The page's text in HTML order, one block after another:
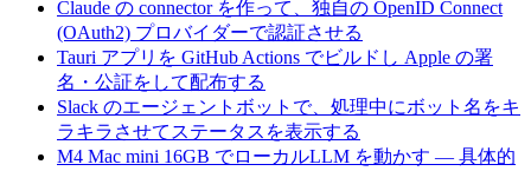
Claude の connector を作って、独自の OpenID Connect
(OAuth2) プロバイダーで認証させる
Tauri アプリを GitHub Actions でビルドし Apple の署
名・公証をして配布する
Slack のエージェントボットで、処理中にボット名をキ
ラキラさせてステータスを表示する
M4 Mac mini 16GB でローカルLLM を動かす — 具体的